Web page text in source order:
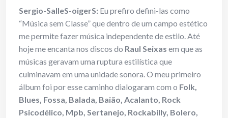
Sergio-SalleS-oigerS: Eu prefiro defini-las como
“Música sem Classe” que dentro de um campo estético
me permite fazer música independente de estilo. Até
hoje me encanta nos discos do Raul Seixas em que as
músicas geravam uma ruptura estilística que
culminavam em uma unidade sonora. O meu primeiro
álbum foi por esse caminho dialogaram com o Folk,
Blues, Fossa, Balada, Baião, Acalanto, Rock
Psicodélico, Mpb, Sertanejo, Rockabilly, Bolero,